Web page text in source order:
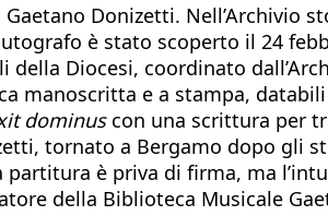
Donizetti. Nell’Archivio
è stato scoperto il 24
Diocesi, coordinato
manoscritta e a stampa,
dominuscon una scrittura per
tornato a Bergamo dopo gli
è priva di firma, ma
della Biblioteca Musicale